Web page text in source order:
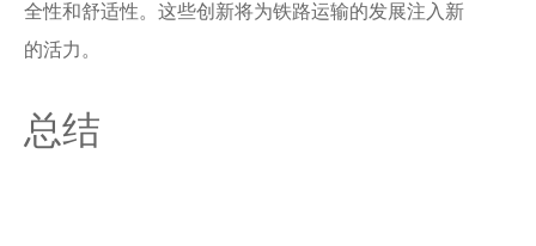
全性和舒适性。这些创新将为铁路运输的发展注入新
的活力。
总结